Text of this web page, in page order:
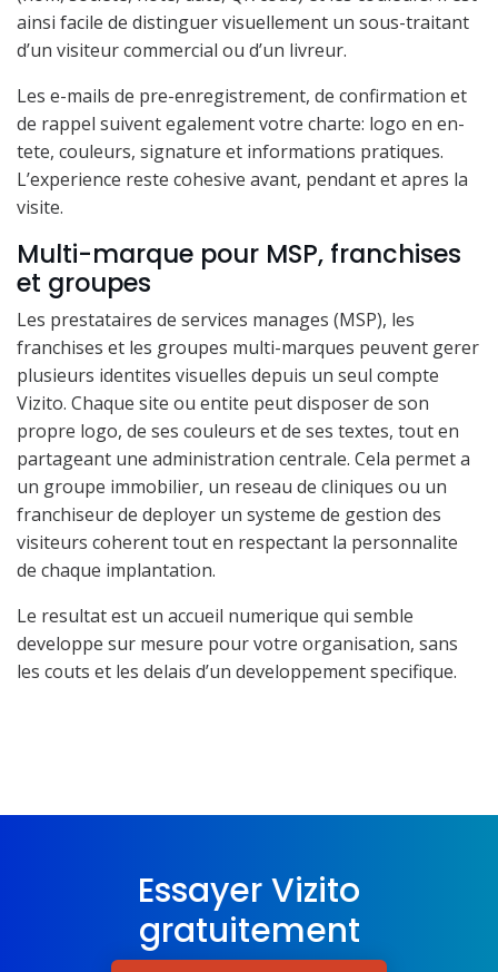
ainsi facile de distinguer visuellement un sous-traitant
d’un visiteur commercial ou d’un livreur.
Les e-mails de pre-enregistrement, de confirmation et
de rappel suivent egalement votre charte: logo en en-
tete, couleurs, signature et informations pratiques.
L’experience reste cohesive avant, pendant et apres la
visite.
Multi-marque pour MSP, franchises
et groupes
Les prestataires de services manages (MSP), les
franchises et les groupes multi-marques peuvent gerer
plusieurs identites visuelles depuis un seul compte
Vizito. Chaque site ou entite peut disposer de son
propre logo, de ses couleurs et de ses textes, tout en
partageant une administration centrale. Cela permet a
un groupe immobilier, un reseau de cliniques ou un
franchiseur de deployer un systeme de gestion des
visiteurs coherent tout en respectant la personnalite
de chaque implantation.
Le resultat est un accueil numerique qui semble
developpe sur mesure pour votre organisation, sans
les couts et les delais d’un developpement specifique.
Essayer Vizito
gratuitement